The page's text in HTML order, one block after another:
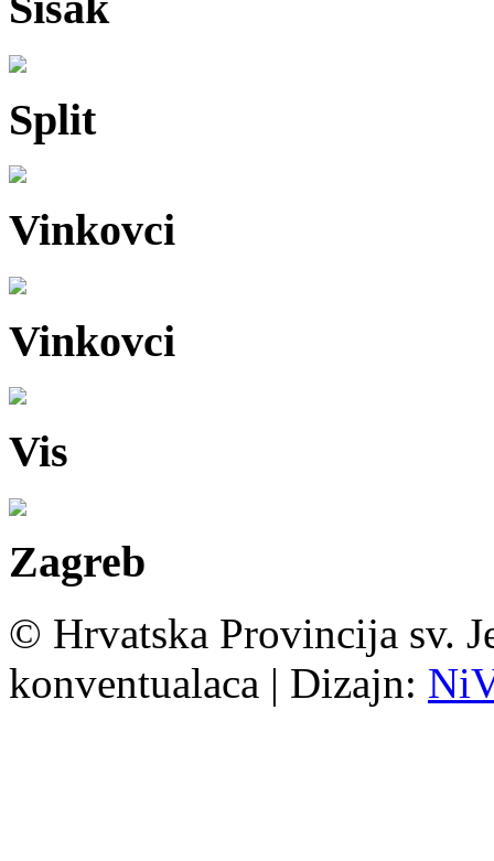
Split
Vinkovci
Vinkovci
Vis
Zagreb
© Hrvatska Provincija sv.
konventualaca | Dizajn: